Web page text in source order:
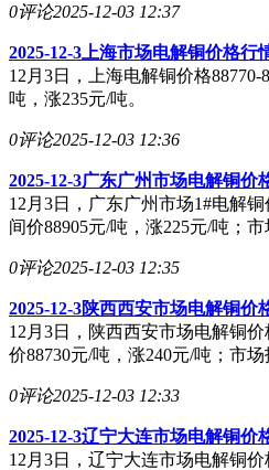
0评论2025-12-03 12:37
2025-12-3上海市场电解铜价格行
12月3日，上海电解铜价格88770-
吨，涨235元/吨。
0评论2025-12-03 12:36
2025-12-3广东广州市场电解铜价
12月3日，广东广州市场1#电解铜
间价88905元/吨，涨225元/吨；市
0评论2025-12-03 12:35
2025-12-3陕西西安市场电解铜价
12月3日，陕西西安市场电解铜价
价88730元/吨，涨240元/吨；市场
0评论2025-12-03 12:33
2025-12-3辽宁大连市场电解铜价
12月3日，辽宁大连市场电解铜价